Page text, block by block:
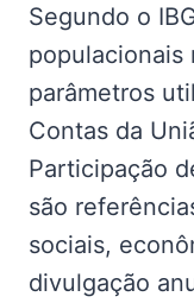
Segundo o
populacionais
parâmetros
Contas da
Participação
são
sociais,
divulgação